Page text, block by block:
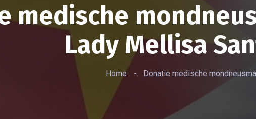
medische
Lady Mellisa
Home - Donatie medische